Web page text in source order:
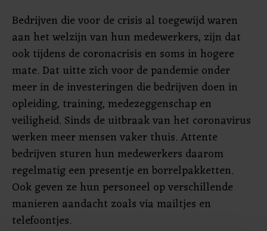
Bedrijven die voor de crisis al toegewijd waren
aan het welzijn van hun medewerkers, zijn dat
ook tijdens de coronacrisis en soms in hogere
mate. Dat uitte zich voor de pandemie onder
meer in de investeringen die bedrijven doen in
opleiding, training, medezeggenschap en
veiligheid. Sinds de uitbraak van het coronavirus
werken meer mensen vaker thuis. Attente
bedrijven sturen hun medewerkers daarom
regelmatig een presentje en borrelpakketten.
Ook geven ze hun personeel op verschillende
manieren aandacht zoals via mailtjes en
telefoontjes.